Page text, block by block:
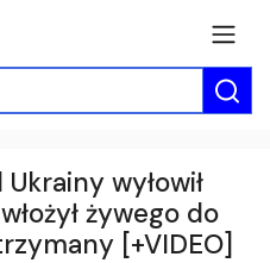
wyłowił
żywego do
[+VIDEO]